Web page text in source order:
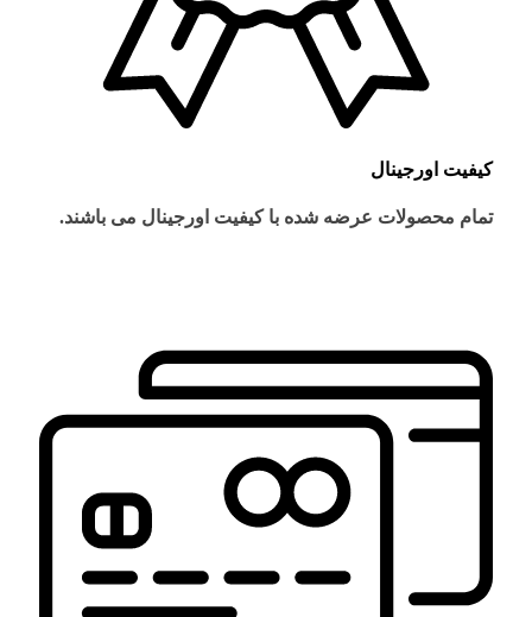
کیفیت اورجینال
تمام محصولات عرضه شده با کیفیت اورجینال می باشند.